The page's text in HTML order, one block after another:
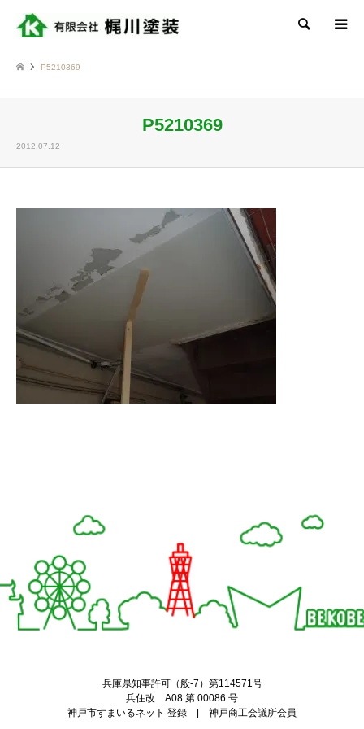
検索
P5210369
P5210369
2012.07.12
兵庫県知事許可（般-7）第114571号
兵住改 A08 第 00086 号
神戸市すまいるネット 登録 | 神戸商工会議所会員